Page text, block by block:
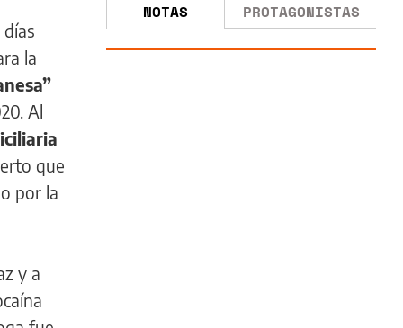
la
Al
que
por la
y a
NOTAS PROTAGONISTAS